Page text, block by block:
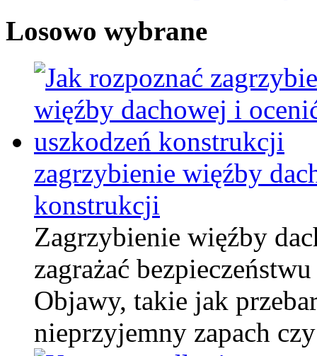
Losowo wybrane
zagrzybienie więźby
konstrukcji
Zagrzybienie więźby
zagrażać
Objawy, takie jak
nieprzyjemny zapach